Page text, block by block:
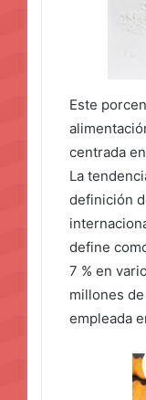
Este
centrada
La
definición
define
7 % en
millones
empleada